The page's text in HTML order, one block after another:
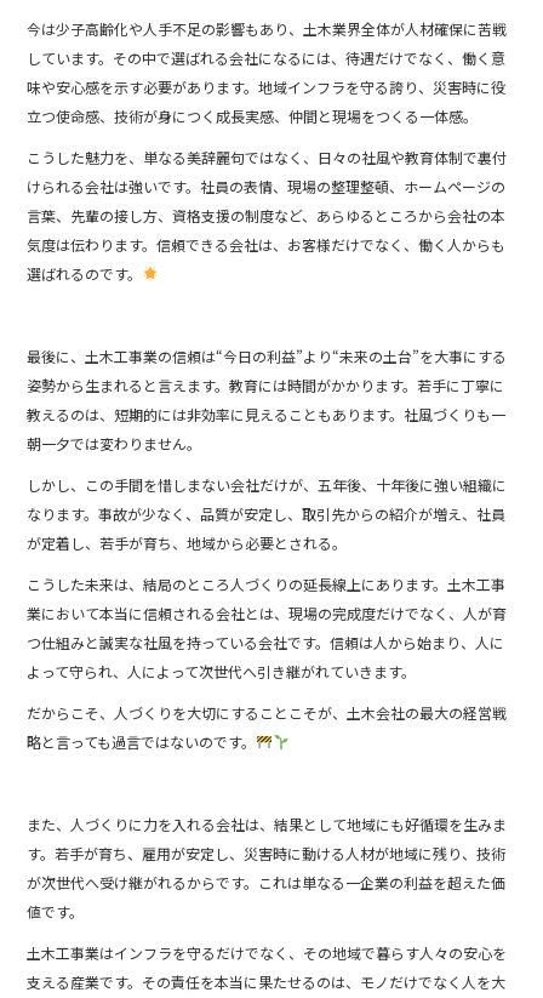
今は少子高齢化や人手不足の影響もあり、土木業界全体が人材確保に苦戦
しています。その中で選ばれる会社になるには、待遇だけでなく、働く意
味や安心感を示す必要があります。地域インフラを守る誇り、災害時に役
立つ使命感、技術が身につく成長実感、仲間と現場をつくる一体感。
こうした魅力を、単なる美辞麗句ではなく、日々の社風や教育体制で裏付
けられる会社は強いです。社員の表情、現場の整理整頓、ホームページの
言葉、先輩の接し方、資格支援の制度など、あらゆるところから会社の本
気度は伝わります。信頼できる会社は、お客様だけでなく、働く人からも
選ばれるのです。
最後に、土木工事業の信頼は“今日の利益”より“未来の土台”を大事にする
姿勢から生まれると言えます。教育には時間がかかります。若手に丁寧に
教えるのは、短期的には非効率に見えることもあります。社風づくりも一
朝一夕では変わりません。
しかし、この手間を惜しまない会社だけが、五年後、十年後に強い組織に
なります。事故が少なく、品質が安定し、取引先からの紹介が増え、社員
が定着し、若手が育ち、地域から必要とされる。
こうした未来は、結局のところ人づくりの延長線上にあります。土木工事
業において本当に信頼される会社とは、現場の完成度だけでなく、人が育
つ仕組みと誠実な社風を持っている会社です。信頼は人から始まり、人に
よって守られ、人によって次世代へ引き継がれていきます。
だからこそ、人づくりを大切にすることこそが、土木会社の最大の経営戦
略と言っても過言ではないのです。
また、人づくりに力を入れる会社は、結果として地域にも好循環を生みま
す。若手が育ち、雇用が安定し、災害時に動ける人材が地域に残り、技術
が次世代へ受け継がれるからです。これは単なる一企業の利益を超えた価
値です。
土木工事業はインフラを守るだけでなく、その地域で暮らす人々の安心を
支える産業です。その責任を本当に果たせるのは、モノだけでなく人を大